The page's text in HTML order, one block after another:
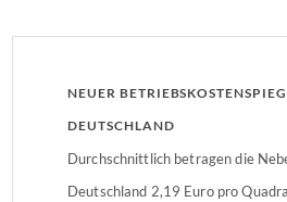
NEUER
DEUTSCHLAND
Durchschnittlich betragen die
Deutschland 2,19 Euro pro